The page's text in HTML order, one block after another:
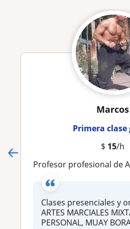
Marcos
Primera
$ 15/h
Profesor profesional de Argentina de niños y
Clases presenciales y
ARTES MARCIALES
PERSONAL, MUAY